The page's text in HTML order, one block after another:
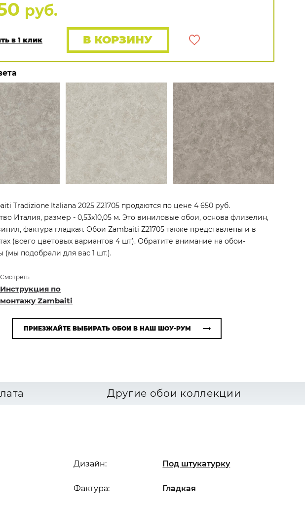
ПОКАЗАТЬ ВСЕ ОБОИ
руб.
в 1 клик В КОРЗИНУ
Tradizione Italiana 2025 Z21705 продаются по цене 4 650 руб.
Италия, размер - 0,53x10,05 м. Это виниловые обои, основа флизелин,
фактура гладкая. Обои Zambaiti Z21705 также представлены и в
(всего цветовых вариантов 4 шт). Обратите внимание на обои-
(мы подобрали для вас 1 шт.).
Смотреть
Инструкция по
монтажу Zambaiti
ПРИЕЗЖАЙТЕ ВЫБИРАТЬ ОБОИ В НАШ ШОУ-РУМ
Другие обои коллекции
Дизайн: Под штукатурку
Фактура: Гладкая